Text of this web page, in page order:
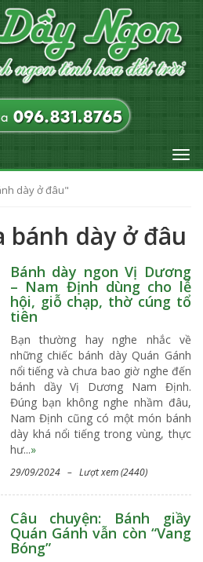
dày ở đâu"
bánh dày ở đâu
Bánh dày ngon Vị Dương
– Nam Định dùng cho lễ
hội, giỗ chạp, thờ cúng tổ
tiên
Bạn thường hay nghe nhắc về
những chiếc bánh dày Quán Gánh
nổi tiếng và chưa bao giờ nghe đến
bánh dầy Vị Dương Nam Định.
Đúng bạn không nghe nhầm đâu,
Nam Định cũng có một món bánh
dày khá nổi tiếng trong vùng, thực
hư...»
29/09/2024 – Lượt xem (2440)
Câu chuyện: Bánh giầy
Quán Gánh vẫn còn “Vang
Bóng”